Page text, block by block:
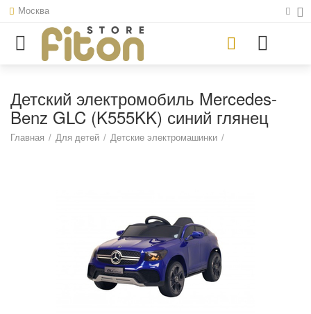
Москва
Детский электромобиль Mercedes-
Benz GLC (K555KK) синий глянец
Главная / Для детей / Детские электромашинки /